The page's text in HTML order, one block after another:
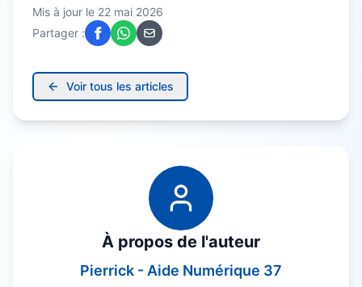
Mis à jour le 22 mai 2026
Partager :
Voir tous les articles
À propos de l'auteur
Pierrick - Aide Numérique 37